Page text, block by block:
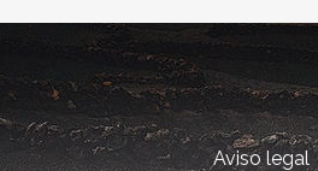
Aviso legal